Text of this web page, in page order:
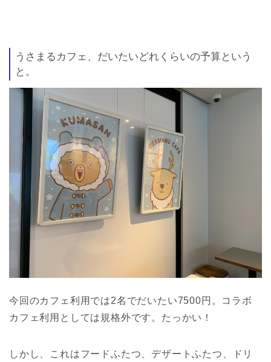
うさまるカフェ、だいたいどれくらいの予算という
と。
今回のカフェ利用では2名でだいたい7500円。コラボ
カフェ利用としては規格外です。たっかい！
しかし、これはフードふたつ、デザートふたつ、ドリ